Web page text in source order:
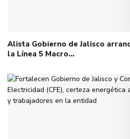
Alista Gobierno de Jalisco
la Línea 5 Macro…